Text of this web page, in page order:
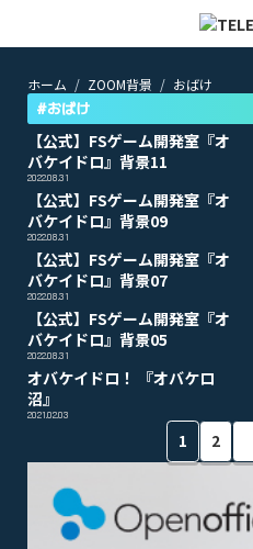
ホーム ZOOM背景 おばけ
#おばけ
【公式】FSゲーム開発室『オ
バケイドロ』背景11
2022.08.31
【公式】FSゲーム開発室『オ
バケイドロ』背景09
2022.08.31
【公式】FSゲーム開発室『オ
バケイドロ』背景07
2022.08.31
【公式】FSゲーム開発室『オ
バケイドロ』背景05
2022.08.31
オバケイドロ！ 『オバケロ
沼』
2021.02.03
1 2